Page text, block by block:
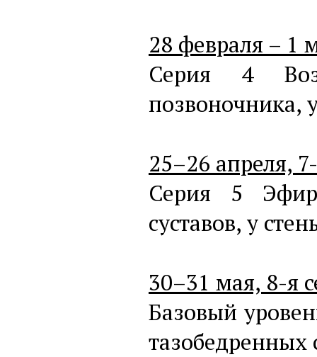
28 февраля – 1
Серия 4
позвоночника,
25–26 апреля,
Серия 5
суставов, у
30–31 мая, 8-я
Базовый
тазобедренных